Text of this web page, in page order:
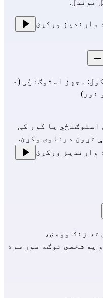
موندل.
واړندیز ورکړئ
نور)
تړون درناوی وکړئ.
واړندیز ورکړئ